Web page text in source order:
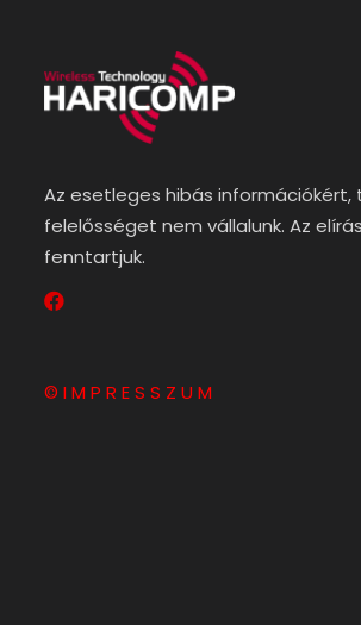
Az esetleges hibás
felelősséget nem vállalunk. Az
fenntartjuk.
© I M P R E S S Z U M